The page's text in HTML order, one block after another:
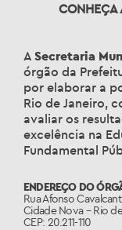
CONHEÇA
A Secretaria
órgão da
por elaborar a
Rio de Janeiro,
avaliar os
excelência na
Fundamental
ENDEREÇO DO
Rua Afonso
Cidade Nova – Rio
CEP: 20.211-110